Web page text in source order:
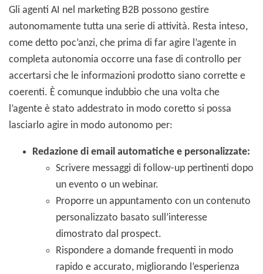
Gli agenti AI nel marketing B2B possono gestire
autonomamente tutta una serie di attività. Resta inteso,
come detto poc’anzi, che prima di far agire l’agente in
completa autonomia occorre una fase di controllo per
accertarsi che le informazioni prodotto siano corrette e
coerenti. È comunque indubbio che una volta che
l’agente è stato addestrato in modo coretto si possa
lasciarlo agire in modo autonomo per:
Redazione di email automatiche e personalizzate:
Scrivere messaggi di follow-up pertinenti dopo
un evento o un webinar.
Proporre un appuntamento con un contenuto
personalizzato basato sull’interesse
dimostrato dal prospect.
Rispondere a domande frequenti in modo
rapido e accurato, migliorando l’esperienza